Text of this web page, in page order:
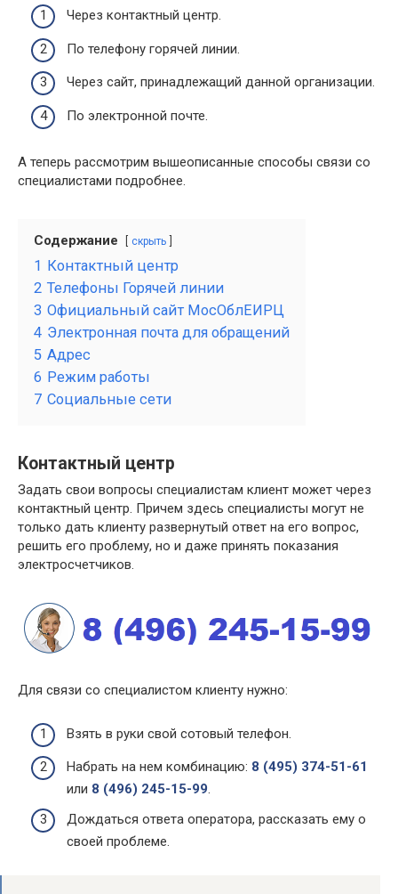
Через контактный центр.
По телефону горячей линии.
Через сайт, принадлежащий данной организации.
По электронной почте.
А теперь рассмотрим вышеописанные способы связи со
специалистами подробнее.
Содержание скрыть
1 Контактный центр
2 Телефоны Горячей линии
3 Официальный сайт МосОблЕИРЦ
4 Электронная почта для обращений
5 Адрес
6 Режим работы
7 Социальные сети
Контактный центр
Задать свои вопросы специалистам клиент может через
контактный центр. Причем здесь специалисты могут не
только дать клиенту развернутый ответ на его вопрос,
решить его проблему, но и даже принять показания
электросчетчиков.
Для связи со специалистом клиенту нужно:
Взять в руки свой сотовый телефон.
Набрать на нем комбинацию: 8 (495) 374-51-61
или 8 (496) 245-15-99.
Дождаться ответа оператора, рассказать ему о
своей проблеме.